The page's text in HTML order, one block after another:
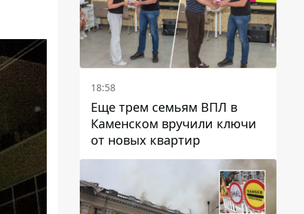
18:58
Еще трем семьям ВПЛ в
Каменском вручили ключи
от новых квартир